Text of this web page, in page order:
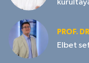
PROF.
Elbet